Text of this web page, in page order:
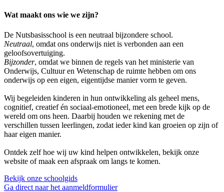
Wat maakt ons wie we zijn?
De Nutsbasisschool is een neutraal bijzondere school.
Neutraal, omdat ons onderwijs niet is verbonden aan een
geloofsovertuiging.
Bijzonder, omdat we binnen de regels van het ministerie van
Onderwijs, Cultuur en Wetenschap de ruimte hebben om ons
onderwijs op een eigen, eigentijdse manier vorm te geven.
Wij begeleiden kinderen in hun ontwikkeling als geheel mens,
cognitief, creatief én sociaal-emotioneel, met een brede kijk op de
wereld om ons heen. Daarbij houden we rekening met de
verschillen tussen leerlingen, zodat ieder kind kan groeien op zijn of
haar eigen manier.
Ontdek zelf hoe wij uw kind helpen ontwikkelen, bekijk onze
website of maak een afspraak om langs te komen.
Bekijk onze schoolgids
Ga direct naar het aanmeldformulier